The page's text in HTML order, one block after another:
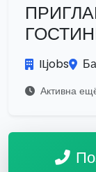
ILjobs
Активна